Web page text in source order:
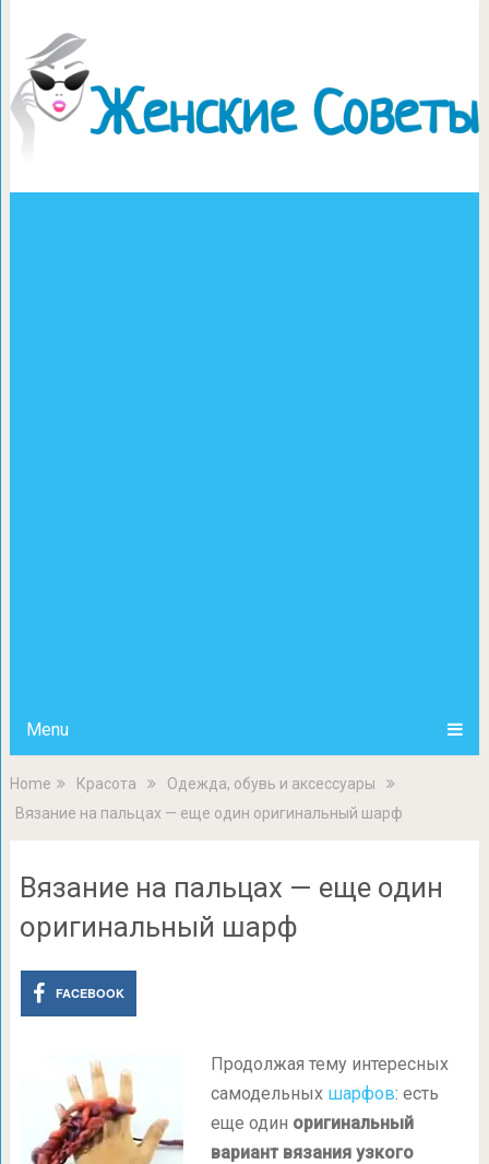
Menu
Home Красота
Одежда, обувь и аксессуары
Вязание на пальцах — еще один оригинальный шарф
Вязание на пальцах — еще один
оригинальный шарф
FACEBOOK
Продолжая тему интересных
самодельных шарфов: есть
еще один оригинальный
вариант вязания узкого